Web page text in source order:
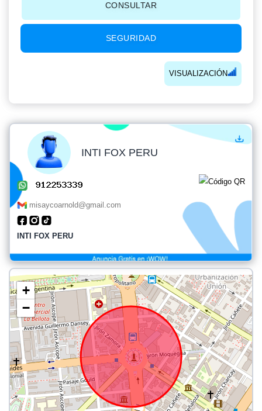
CONSULTAR
SEGURIDAD
VISUALIZACIÓN
INTI FOX PERU
misaycoarnold@gmail.com
INTI FOX PERU
+
−